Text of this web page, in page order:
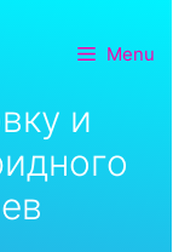
Menu
и